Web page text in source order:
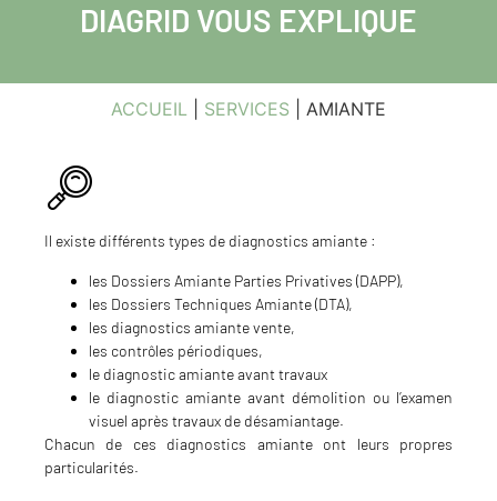
DIAGRID VOUS EXPLIQUE
ACCUEIL SERVICES AMIANTE
Il existe différents types de diagnostics amiante :
les Dossiers Amiante Parties Privatives (DAPP),
les Dossiers Techniques Amiante (DTA),
les diagnostics amiante vente,
les contrôles périodiques,
le diagnostic amiante avant travaux
le diagnostic amiante avant démolition ou l’examen
visuel après travaux de désamiantage.
Chacun de ces diagnostics amiante ont leurs propres
particularités.